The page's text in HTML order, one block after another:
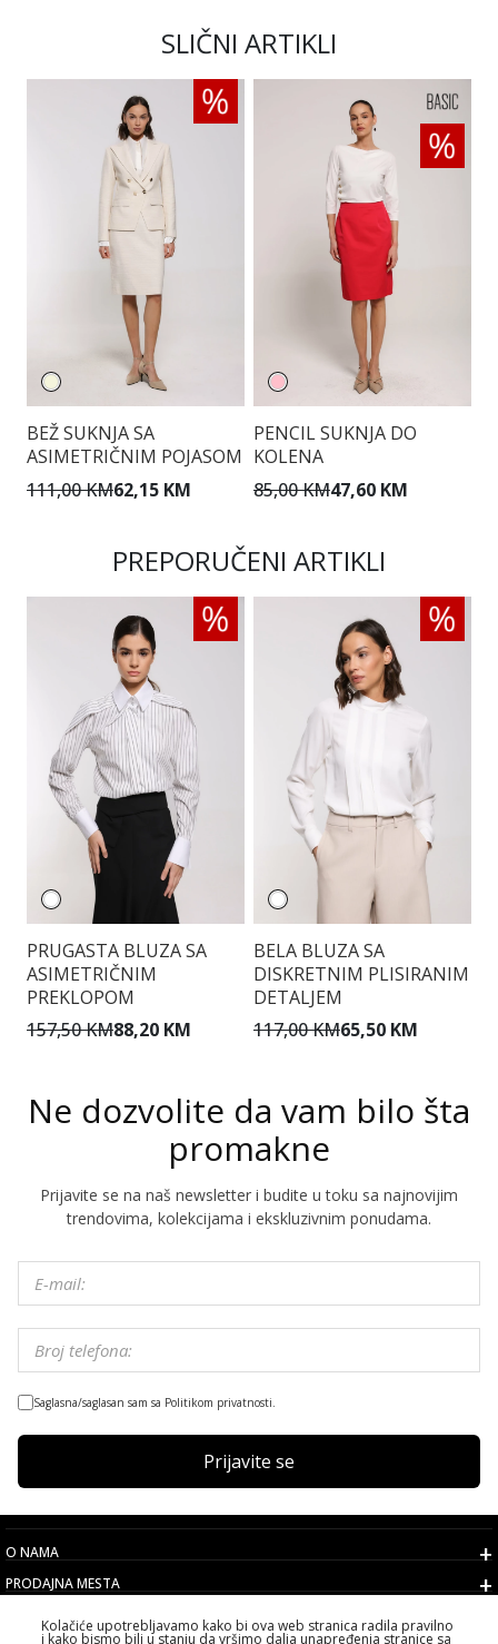
SLIČNI ARTIKLI
BEŽ SUKNJA SA
ASIMETRIČNIM POJASOM
111,00 KM62,15 KM
PENCIL SUKNJA DO
KOLENA
85,00 KM47,60 KM
PREPORUČENI ARTIKLI
PRUGASTA BLUZA SA
ASIMETRIČNIM
PREKLOPOM
157,50 KM88,20 KM
BELA BLUZA SA
DISKRETNIM PLISIRANIM
DETALJEM
117,00 KM65,50 KM
Ne dozvolite da vam bilo šta
promakne
Prijavite se na naš newsletter i budite u toku sa najnovijim
trendovima, kolekcijama i ekskluzivnim ponudama.
Saglasna/saglasan sam sa Politikom privatnosti.
Prijavite se
O NAMA
PRODAJNA MESTA
Kolačiće upotrebljavamo kako bi ova web stranica radila pravilno
i kako bismo bili u stanju da vršimo dalja unapređenja stranice sa